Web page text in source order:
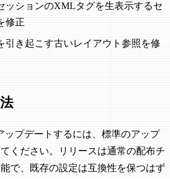
ッションのXMLタグを生表示するセ
修正
引き起こす古いレイアウト参照を修
ップデートするには、標準のアップ
ください。リリースは通常の配布チ
で、既存の設定は互換性を保つはず